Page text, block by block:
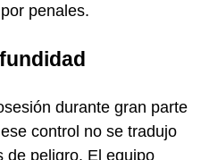
penales.
durante gran parte
control no se tradujo
de peligro. El equipo